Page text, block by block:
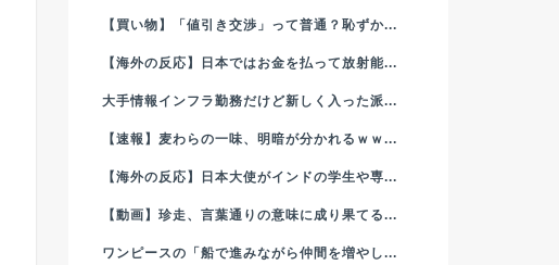
【買い物】「値引き交渉」って普通？恥ずか...
【海外の反応】日本ではお金を払って放射能...
大手情報インフラ勤務だけど新しく入った派...
【速報】麦わらの一味、明暗が分かれるｗｗ...
【海外の反応】日本大使がインドの学生や専...
【動画】珍走、言葉通りの意味に成り果てる...
ワンピースの「船で進みながら仲間を増やし...